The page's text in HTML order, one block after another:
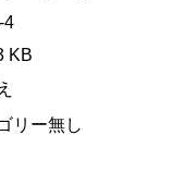
4
KB
リー無し